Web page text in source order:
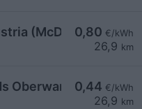
0,80 €/kWh
26,9 km
(McD) - Oberwart
0,44 €/kWh
26,9 km
Oberwart